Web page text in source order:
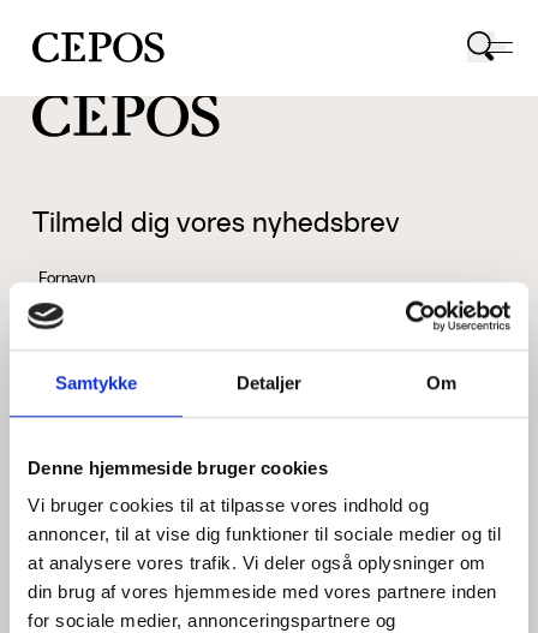
Samtykke Detaljer Om
Denne hjemmeside bruger cookies
Vi bruger cookies til at tilpasse vores indhold og
annoncer, til at vise dig funktioner til sociale medier og til
at analysere vores trafik. Vi deler også oplysninger om
din brug af vores hjemmeside med vores partnere inden
for sociale medier, annonceringspartnere og
CEPOS logo
Tilmeld dig vores nyhedsbrev
Fornavn
Efternavn